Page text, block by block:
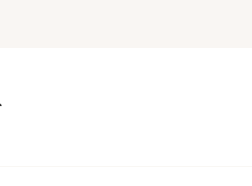
Aller à l'accueil de Crédit Municipal de Paris